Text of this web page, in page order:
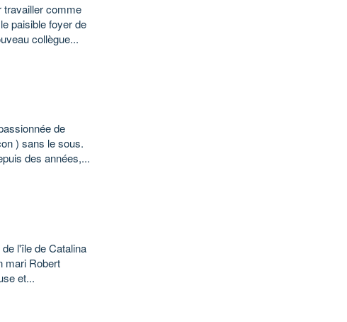
travailler comme
paisible foyer de
collègue...
de
) sans le sous.
des années,...
l'île de Catalina
mari Robert
et...